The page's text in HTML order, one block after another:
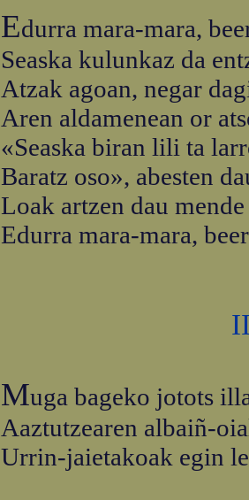
Edurra mara-mara,
Seaska kulunkaz da
Atzak agoan, negar
Aren aldamenean or
«Seaska biran lili ta
Baratz oso», abesten
Loak artzen dau
Edurra mara-mara,
Muga bageko jotots
Aaztutzearen albaiñ-
Urrin-jaietakoak egin